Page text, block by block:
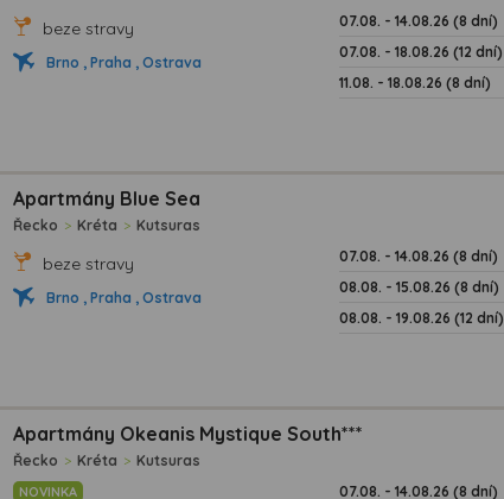
beze stravy
Brno , Praha , Ostrava
07.08. - 14.08.26 (8 dní)
07.08. - 18.08.26 (12 dní)
11.08. - 18.08.26 (8 dní)
Apartmány Blue Sea
Řecko > Kréta > Kutsuras
beze stravy
Brno , Praha , Ostrava
07.08. - 14.08.26 (8 dní)
08.08. - 15.08.26 (8 dní)
08.08. - 19.08.26 (12 dní)
Apartmány Okeanis Mystique South***
Řecko > Kréta > Kutsuras
NOVINKA 07.08. - 14.08.26 (8 dní)